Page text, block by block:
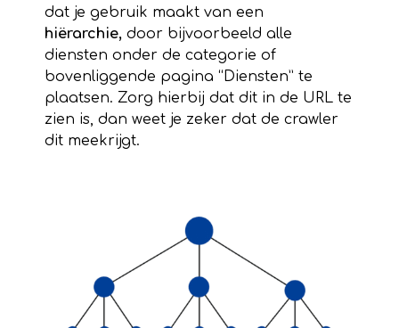
dat je gebruik maakt van een
hiërarchie, door bijvoorbeeld alle
diensten onder de categorie of
bovenliggende pagina “Diensten” te
plaatsen. Zorg hierbij dat dit in de URL te
zien is, dan weet je zeker dat de crawler
dit meekrijgt.